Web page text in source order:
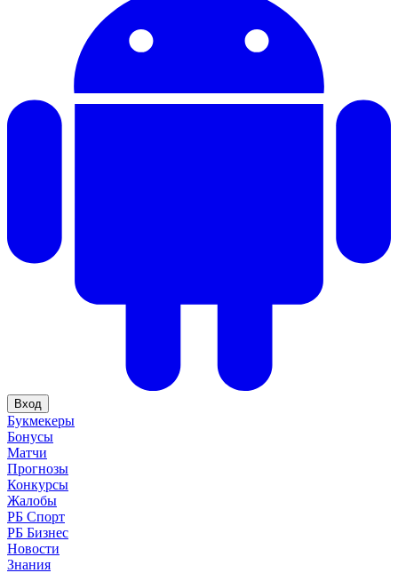
Вход
Букмекеры
Бонусы
Матчи
Прогнозы
Конкурсы
Жалобы
РБ Спорт
РБ Бизнес
Новости
Знания